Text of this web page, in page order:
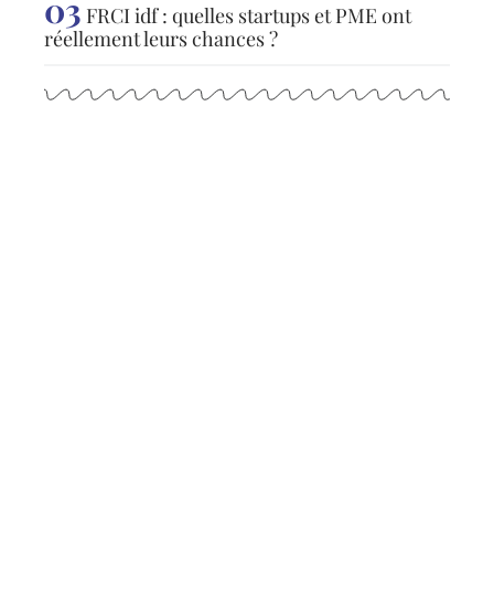
FRCI idf : quelles startups et PME ont
réellement leurs chances ?